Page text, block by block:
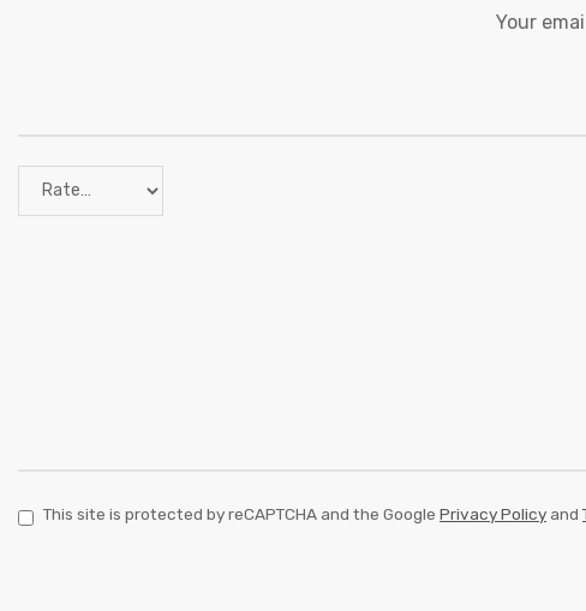
Your
This site is protected by reCAPTCHA and the Google Privacy Policy and